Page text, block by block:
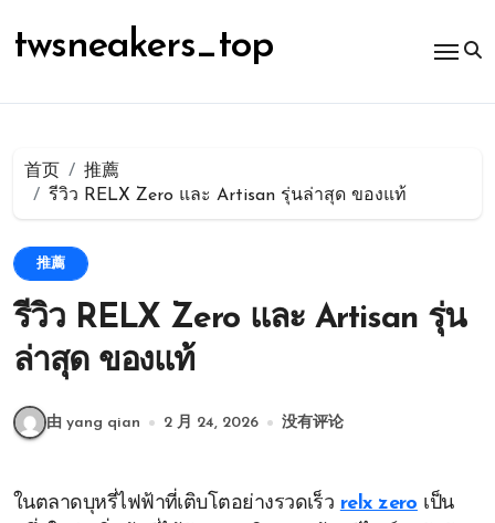
容
twsneakers_top
首页
推薦
รีวิว RELX Zero และ Artisan รุ่นล่าสุด ของแท้
推薦
รีวิว RELX Zero และ Artisan รุ่น
ล่าสุด ของแท้
由 yang qian 2 月 24, 2026 没有评论
ในตลาดบุหรี่ไฟฟ้าที่เติบโตอย่างรวดเร็ว relx zero เป็น